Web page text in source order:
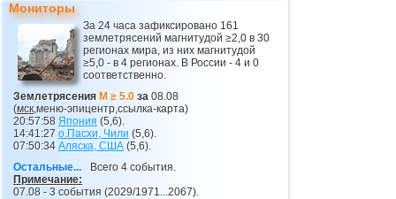
26 Гваделупа
27 Румыния 2,8 1
28 Турция 2,8
29 Франция
Мониторы
За 24 часа зафиксировано 161
землетрясений магнитудой ≥2,0 в 30
регионах мира, из них магнитудой
≥5,0 - в 4 регионах. В России - 4 и 0
соответственно.
Землетрясения M ≥ 5.0 за 08.08
(мск,меню-эпицентр,ссылка-карта)
20:57:58 Япония (5,6).
14:41:27 о.Пасхи, Чили (5,6).
07:50:34 Аляска, США (5,6).
Остальные...
Всего 4 события.
Примечание:
07.08 - 3 события (2029/1971...2067).